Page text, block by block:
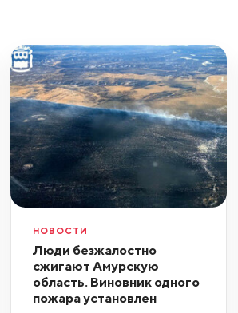
НОВОСТИ
Люди безжалостно
сжигают Амурскую
область. Виновник одного
пожара установлен